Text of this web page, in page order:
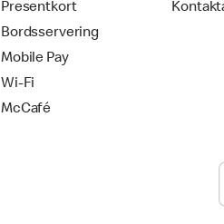
Presentkort
Bordsservering
Mobile Pay
Wi-Fi
McCafé